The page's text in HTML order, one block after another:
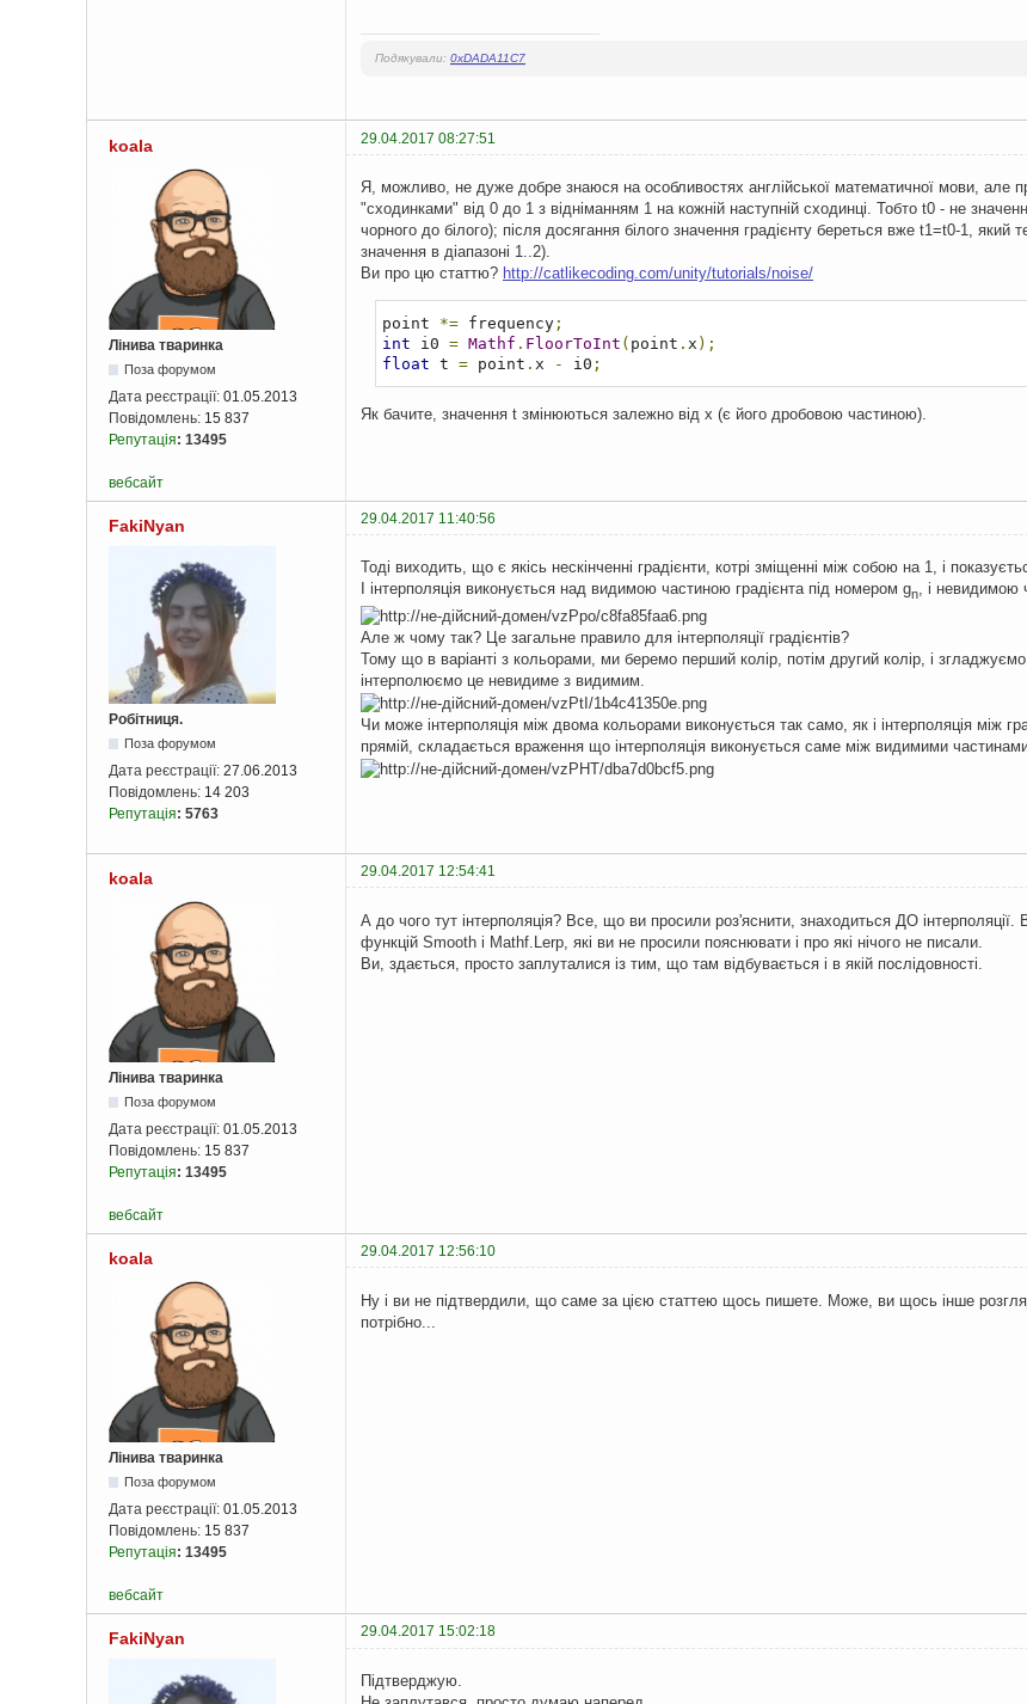
Подякували: 0xDADA11C7
koala 29.04.2017 08:27:51
Лінива тваринка
Поза форумом
Дата реєстрації: 01.05.2013
Повідомлень: 15 837
Репутація: 13495
Я, можливо, не дуже добре знаюся на особливостях англійської математичної мови, але
"сходинками" від 0 до 1 з відніманням 1 на кожній наступній сходинці. Тобто t0 - не
чорного до білого); після досягання білого значення градієнту береться вже t1=t0-1, який
значення в діапазоні 1..2).
Ви про цю статтю? http://catlikecoding.com/unity/tutorials/noise/
point *= frequency;
int i0 = Mathf . FloorToInt ( point . x );
float t = point . x - i0 ;
Як бачите, значення t змінюються залежно від x (є його дробовою частиною).
вебсайт
FakiNyan 29.04.2017 11:40:56
Робітниця.
Поза форумом
Дата реєстрації: 27.06.2013
Повідомлень: 14 203
Репутація: 5763
Тоді виходить, що є якісь нескінченні градієнти, котрі зміщенні між собою на 1, і
І інтерполяція виконується над видимою частиною градієнта під номером gn, і невидимою
Але ж чому так? Це загальне правило для інтерполяції градієнтів?
Тому що в варіанті з кольорами, ми беремо перший колір, потім другий колір, і
інтерполюємо це невидиме з видимим.
Чи може інтерполяція між двома кольорами виконується так само, як і інтерполяція між
прямій, складається враження що інтерполяція виконується саме між видимими
koala 29.04.2017 12:54:41
Лінива тваринка
Поза форумом
Дата реєстрації: 01.05.2013
Повідомлень: 15 837
Репутація: 13495
А до чого тут інтерполяція? Все, що ви просили роз'яснити, знаходиться ДО
функцій Smooth і Mathf.Lerp, які ви не просили пояснювати і про які нічого не писали.
Ви, здається, просто заплуталися із тим, що там відбувається і в якій послідовності.
вебсайт
koala 29.04.2017 12:56:10
Лінива тваринка
Поза форумом
Дата реєстрації: 01.05.2013
Повідомлень: 15 837
Репутація: 13495
Ну і ви не підтвердили, що саме за цією статтею щось пишете. Може, ви щось інше
потрібно...
вебсайт
FakiNyan 29.04.2017 15:02:18
Підтверджую.